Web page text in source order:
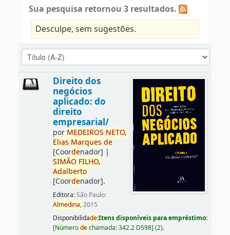
Sua pesquisa retornou 3 resultados.
Desculpe, sem sugestões.
Direito dos
negócios
aplicado: do
direito
empresarial/
por MEDEIROS NETO,
Elias Marques de
[Coordenador] |
SIMÃO FILHO,
Adalberto
[Coordenador].
Editora:São Paulo:
Almedina,2015
Disponibilidade:Itens disponíveis para empréstimo:
[Númerodechamada:342.2 D598] (2).